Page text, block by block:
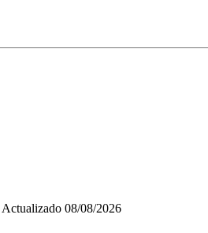
Actualizado 08/08/2026